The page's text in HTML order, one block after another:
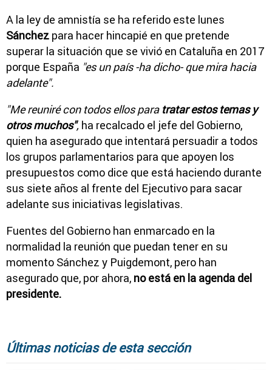
A la ley de amnistía se ha referido este lunes
Sánchez para hacer hincapié en que pretende
superar la situación que se vivió en Cataluña en 2017
porque España "es un país -ha dicho- que mira hacia
adelante".
"Me reuniré con todos ellos paratratar estos temas y
otros muchos", ha recalcado el jefe del Gobierno,
quien ha asegurado que intentará persuadir a todos
los grupos parlamentarios para que apoyen los
presupuestos como dice que está haciendo durante
sus siete años al frente del Ejecutivo para sacar
adelante sus iniciativas legislativas.
Fuentes del Gobierno han enmarcado en la
normalidad la reunión que puedan tener en su
momento Sánchez y Puigdemont, pero han
asegurado que, por ahora, no está en la agenda del
presidente.
Últimas noticias de esta sección